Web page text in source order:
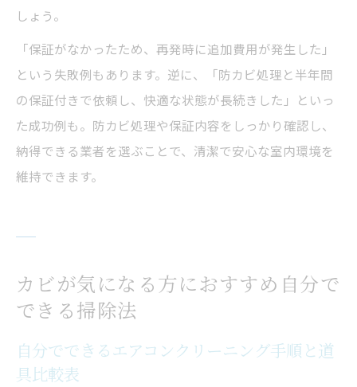
しょう。
「保証がなかったため、再発時に追加費用が発生した」
という失敗例もあります。逆に、「防カビ処理と半年間
の保証付きで依頼し、快適な状態が長続きした」といっ
た成功例も。防カビ処理や保証内容をしっかり確認し、
納得できる業者を選ぶことで、清潔で安心な室内環境を
維持できます。
カビが気になる方におすすめ自分で
できる掃除法
自分でできるエアコンクリーニング手順と道
具比較表